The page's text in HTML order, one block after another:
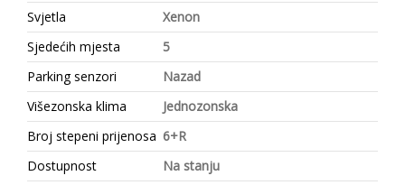
Svjetla
Xenon
Sjedećih mjesta
5
Parking senzori
Nazad
Višezonska klima
Jednozonska
Broj stepeni prijenosa 6+R
Dostupnost
Na stanju